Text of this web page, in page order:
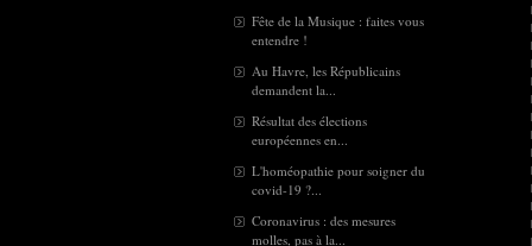
Fête de la Musique : faites vous
entendre !
Au Havre, les Républicains
demandent la...
Résultat des élections
européennes en...
L'homéopathie pour soigner du
covid-19 ?...
Coronavirus : des mesures
molles, pas à la...